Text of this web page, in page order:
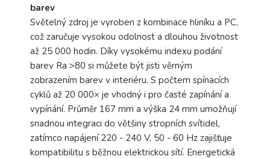
barev
Světelný zdroj je vyroben z kombinace hliníku a PC,
což zaručuje vysokou odolnost a dlouhou životnost
až 25 000 hodin. Díky vysokému indexu podání
barev Ra >80 si můžete být jisti věrným
zobrazením barev v interiéru. S počtem spínacích
cyklů až 20 000× je vhodný i pro časté zapínání a
vypínání. Průměr 167 mm a výška 24 mm umožňují
snadnou integraci do většiny stropních svítidel,
zatímco napájení 220 - 240 V, 50 - 60 Hz zajišťuje
kompatibilitu s běžnou elektrickou sítí. Energetická